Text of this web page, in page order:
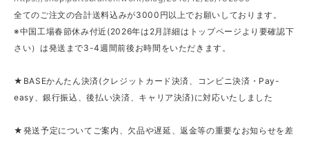
全てのご注文の合計送料込みが3000円以上でお願いしております。
※中国工場春節休み付近(2026年は2月詳細はトップページより要確認下
さい）は発送まで3-4週間前後お時間をいただきます。
★BASEかんたん決済(クレジットカード決済、コンビニ決済・Pay-
easy、銀行振込、後払い決済、キャリア決済)に対応いたしました
★発送予定についてご案内、欠品や遅延、返金等の重要なお知らせを差